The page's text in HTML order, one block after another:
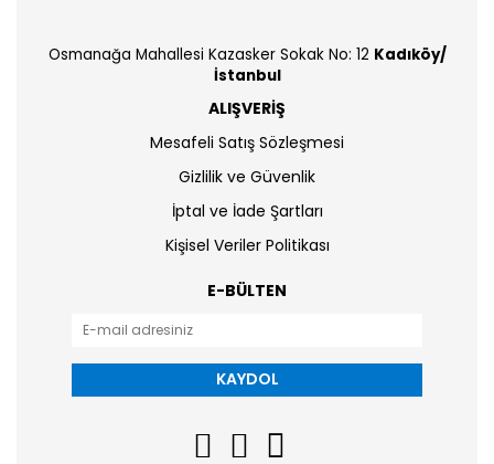
Osmanağa Mahallesi Kazasker Sokak No: 12 Kadıköy/
İstanbul
ALIŞVERİŞ
Mesafeli Satış Sözleşmesi
Gizlilik ve Güvenlik
İptal ve İade Şartları
Kişisel Veriler Politikası
E-BÜLTEN
KAYDOL